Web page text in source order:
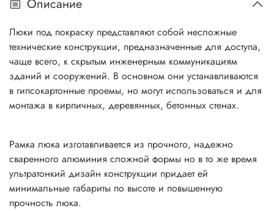
Описание
Люки под покраску представляют собой несложные
технические конструкции, предназначенные для доступа,
чаще всего, к скрытым инженерным коммуникациям
зданий и сооружений. В основном они устанавливаются
в гипсокартонные проемы, но могут использоваться и для
монтажа в кирпичных, деревянных, бетонных стенах.
Рамка люка изготавливается из прочного, надежно
сваренного алюминия сложной формы но в то же время
ультратонкий дизайн конструкции придает ей
минимальные габариты по высоте и повышенную
прочность люка.